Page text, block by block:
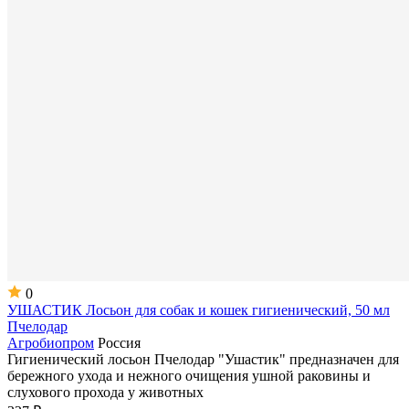
0
УШАСТИК Лосьон для собак и кошек гигиенический, 50 мл
Пчелодар
Агробиопром Россия
Гигиенический лосьон Пчелодар "Ушастик" предназначен для
бережного ухода и нежного очищения ушной раковины и
слухового прохода у животных